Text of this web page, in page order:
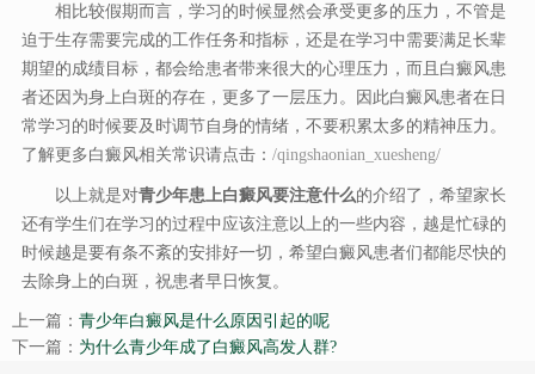
相比较假期而言，学习的时候显然会承受更多的压力，不管是
迫于生存需要完成的工作任务和指标，还是在学习中需要满足长辈
期望的成绩目标，都会给患者带来很大的心理压力，而且白癜风患
者还因为身上白斑的存在，更多了一层压力。因此白癜风患者在日
常学习的时候要及时调节自身的情绪，不要积累太多的精神压力。
了解更多白癜风相关常识请点击： /qingshaonian_xuesheng/
以上就是对青少年患上白癜风要注意什么的介绍了，希望家长
还有学生们在学习的过程中应该注意以上的一些内容，越是忙碌的
时候越是要有条不紊的安排好一切，希望白癜风患者们都能尽快的
去除身上的白斑，祝患者早日恢复。
上一篇： 青少年白癜风是什么原因引起的呢
下一篇： 为什么青少年成了白癜风高发人群?